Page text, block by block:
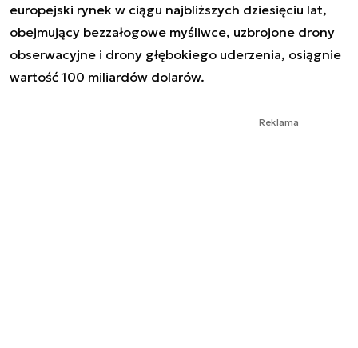
europejski rynek w ciągu najbliższych dziesięciu lat,
obejmujący bezzałogowe myśliwce, uzbrojone drony
obserwacyjne i drony głębokiego uderzenia, osiągnie
wartość 100 miliardów dolarów.
Reklama